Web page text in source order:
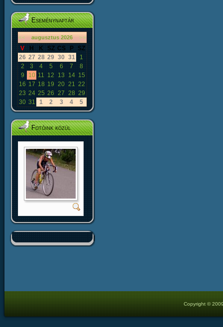
Eseménynaptár
«< augusztus 2026 >»
V H K SZ CS P
SZ
26 27 28 29 30 31
1
2
3 4 5 6 7
8
9
10 11 12 13 14 15
16 17 18 19 20 21 22
23 24 25 26 27 28 29
30 31 1 2 3 4 5
Fotóink közül
Copyright ©